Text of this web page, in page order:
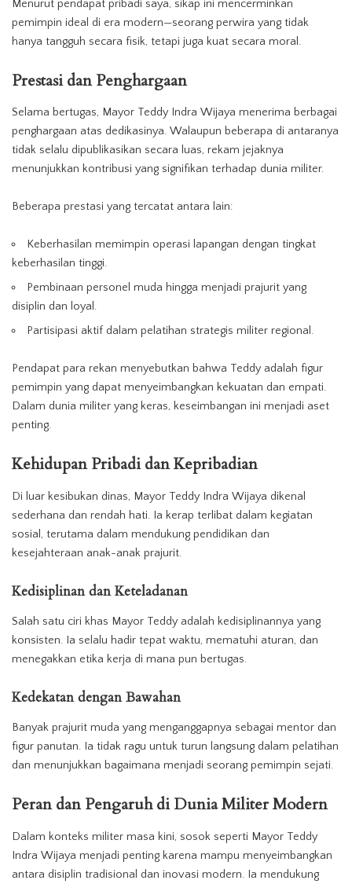
Menurut pendapat pribadi saya, sikap ini mencerminkan
pemimpin ideal di era modern—seorang perwira yang tidak
hanya tangguh secara fisik, tetapi juga kuat secara moral.
Prestasi dan Penghargaan
Selama bertugas, Mayor Teddy Indra Wijaya menerima berbagai
penghargaan atas dedikasinya. Walaupun beberapa di antaranya
tidak selalu dipublikasikan secara luas, rekam jejaknya
menunjukkan kontribusi yang signifikan terhadap dunia militer.
Beberapa prestasi yang tercatat antara lain:
Keberhasilan memimpin operasi lapangan dengan tingkat
keberhasilan tinggi.
Pembinaan personel muda hingga menjadi prajurit yang
disiplin dan loyal.
Partisipasi aktif dalam pelatihan strategis militer regional.
Pendapat para rekan menyebutkan bahwa Teddy adalah figur
pemimpin yang dapat menyeimbangkan kekuatan dan empati.
Dalam dunia militer yang keras, keseimbangan ini menjadi aset
penting.
Kehidupan Pribadi dan Kepribadian
Di luar kesibukan dinas, Mayor Teddy Indra Wijaya dikenal
sederhana dan rendah hati. Ia kerap terlibat dalam kegiatan
sosial, terutama dalam mendukung pendidikan dan
kesejahteraan anak-anak prajurit.
Kedisiplinan dan Keteladanan
Salah satu ciri khas Mayor Teddy adalah kedisiplinannya yang
konsisten. Ia selalu hadir tepat waktu, mematuhi aturan, dan
menegakkan etika kerja di mana pun bertugas.
Kedekatan dengan Bawahan
Banyak prajurit muda yang menganggapnya sebagai mentor dan
figur panutan. Ia tidak ragu untuk turun langsung dalam pelatihan
dan menunjukkan bagaimana menjadi seorang pemimpin sejati.
Peran dan Pengaruh di Dunia Militer Modern
Dalam konteks militer masa kini, sosok seperti Mayor Teddy
Indra Wijaya menjadi penting karena mampu menyeimbangkan
antara disiplin tradisional dan inovasi modern. Ia mendukung